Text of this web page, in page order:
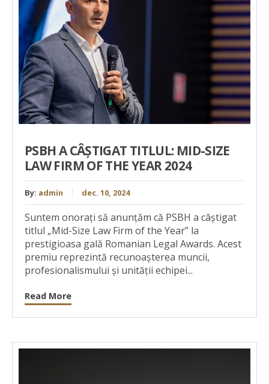
PSBH A CÂȘTIGAT TITLUL: MID-SIZE
LAW FIRM OF THE YEAR 2024
By: admin dec. 10, 2024
Suntem onorați să anunțăm că PSBH a câștigat
titlul „Mid-Size Law Firm of the Year” la
prestigioasa gală Romanian Legal Awards. Acest
premiu reprezintă recunoașterea muncii,
profesionalismului și unității echipei...
Read More